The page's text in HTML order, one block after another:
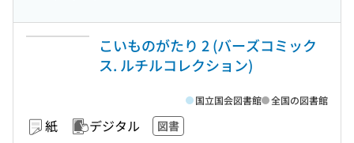
こいものがたり 2 (バーズコミック
ス. ルチルコレクション)
紙 デジタル 図書
国立国会図書館 全国の図書館